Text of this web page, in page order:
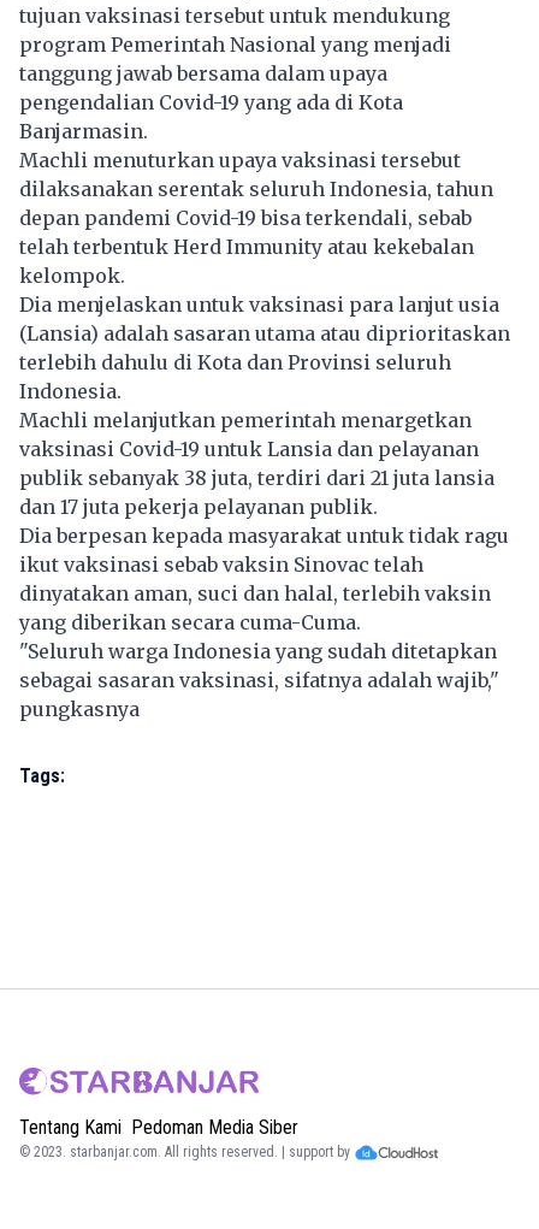
tujuan vaksinasi tersebut untuk mendukung
program Pemerintah Nasional yang menjadi
tanggung jawab bersama dalam upaya
pengendalian Covid-19 yang ada di Kota
Banjarmasin.
Machli menuturkan upaya vaksinasi tersebut
dilaksanakan serentak seluruh Indonesia, tahun
depan pandemi Covid-19 bisa terkendali, sebab
telah terbentuk Herd Immunity atau kekebalan
kelompok.
Dia menjelaskan untuk vaksinasi para lanjut usia
(Lansia) adalah sasaran utama atau diprioritaskan
terlebih dahulu di Kota dan Provinsi seluruh
Indonesia.
Machli melanjutkan pemerintah menargetkan
vaksinasi Covid-19 untuk Lansia dan pelayanan
publik sebanyak 38 juta, terdiri dari 21 juta lansia
dan 17 juta pekerja pelayanan publik.
Dia berpesan kepada masyarakat untuk tidak ragu
ikut vaksinasi sebab vaksin Sinovac telah
dinyatakan aman, suci dan halal, terlebih vaksin
yang diberikan secara cuma-Cuma.
"Seluruh warga Indonesia yang sudah ditetapkan
sebagai sasaran vaksinasi, sifatnya adalah wajib,"
pungkasnya
Tags:
Tentang Kami Pedoman Media Siber
© 2023. starbanjar.com. All rights reserved. | support by